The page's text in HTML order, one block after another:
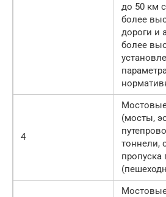
до 50 км
более
дороги и
более
4
(мосты,
тоннели,
пропуска